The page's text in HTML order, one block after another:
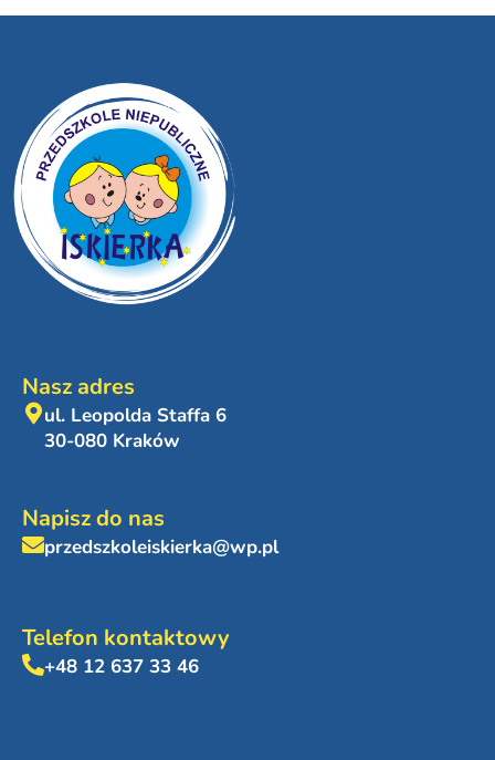
Nasz adres
ul. Leopolda Staffa 6
30-080 Kraków
Napisz do nas
przedszkoleiskierka@wp.pl
Telefon kontaktowy
+48 12 637 33 46